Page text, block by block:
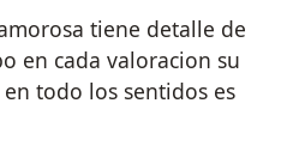
tiene detalle de
en cada valoracion su
todo los sentidos es